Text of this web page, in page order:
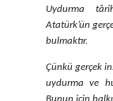
Uydurma
Atatürk’ün
bulmaktır.
Çünkü gerçek
uydurma ve